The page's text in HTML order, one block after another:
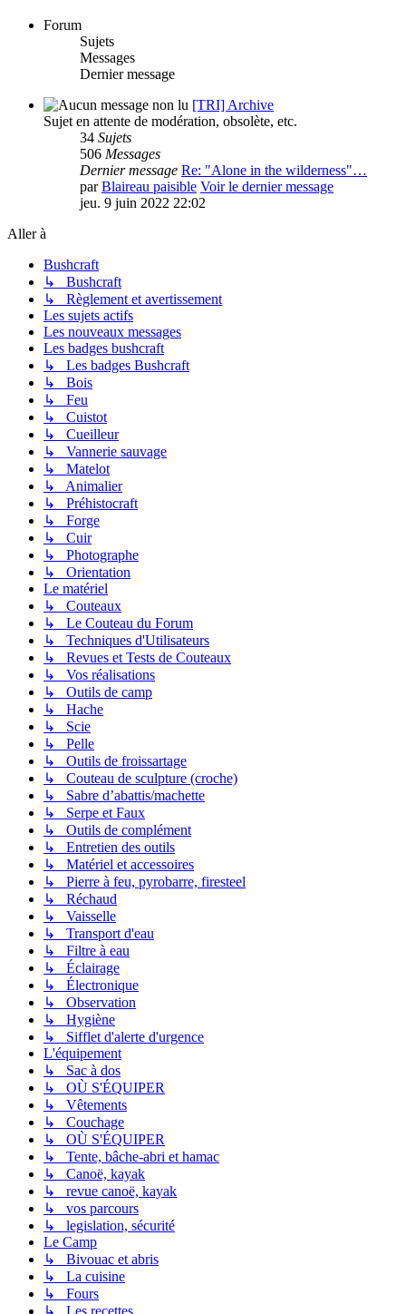
Forum
Sujets
Messages
Dernier message
[TRI] Archive
Sujet en attente de modération, obsolète, etc.
34 Sujets
506 Messages
Dernier message Re: "Alone in the wilderness"…
parBlaireau paisible Voir le dernier message
jeu. 9 juin 2022 22:02
Aller à
Bushcraft
↳ Bushcraft
↳ Règlement et avertissement
Les sujets actifs
Les nouveaux messages
Les badges bushcraft
↳ Les badges Bushcraft
↳ Bois
↳ Feu
↳ Cuistot
↳ Cueilleur
↳ Vannerie sauvage
↳ Matelot
↳ Animalier
↳ Préhistocraft
↳ Forge
↳ Cuir
↳ Photographe
↳ Orientation
Le matériel
↳ Couteaux
↳ Le Couteau du Forum
↳ Techniques d'Utilisateurs
↳ Revues et Tests de Couteaux
↳ Vos réalisations
↳ Outils de camp
↳ Hache
↳ Scie
↳ Pelle
↳ Outils de froissartage
↳ Couteau de sculpture (croche)
↳ Sabre d’abattis/machette
↳ Serpe et Faux
↳ Outils de complément
↳ Entretien des outils
↳ Matériel et accessoires
↳ Pierre à feu, pyrobarre, firesteel
↳ Réchaud
↳ Vaisselle
↳ Transport d'eau
↳ Filtre à eau
↳ Éclairage
↳ Électronique
↳ Observation
↳ Hygiène
↳ Sifflet d'alerte d'urgence
L'équipement
↳ Sac à dos
↳ OÙ S'ÉQUIPER
↳ Vêtements
↳ Couchage
↳ OÙ S'ÉQUIPER
↳ Tente, bâche-abri et hamac
↳ Canoë, kayak
↳ revue canoë, kayak
↳ vos parcours
↳ legislation, sécurité
Le Camp
↳ Bivouac et abris
↳ La cuisine
↳ Fours